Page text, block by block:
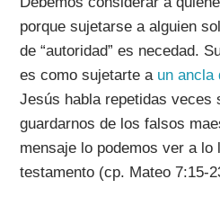
porque sujetarse a alguien
de “autoridad” es necedad.
es como sujetarte a un ancla
Jesús habla repetidas veces
guardarnos de los falsos
mensaje lo podemos ver a lo
testamento (cp. Mateo 7:15-